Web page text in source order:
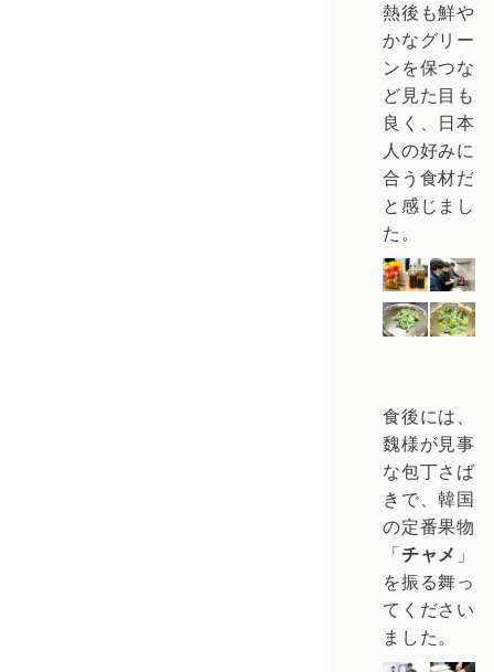
熱後も鮮や
かなグリー
ンを保つな
ど見た目も
良く、日本
人の好みに
合う食材だ
と感じまし
た。
食後には、
魏様が見事
な包丁さば
きで、韓国
の定番果物
「チャメ 」
を振る舞っ
てください
ました。